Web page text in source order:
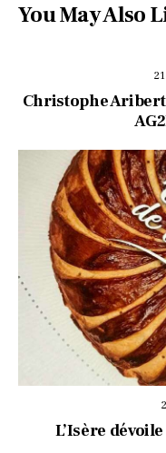
You May Also
Christophe Aribert
L’Isère